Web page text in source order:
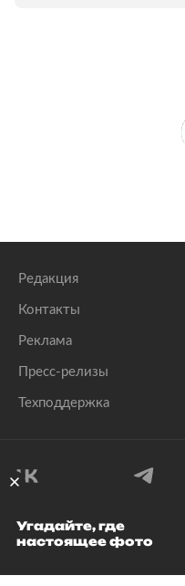
Редакция
Контакты
Реклама
Пресс-релизы
Техподдержка
© 1999–2026
Угадайте, где
настоящее фото